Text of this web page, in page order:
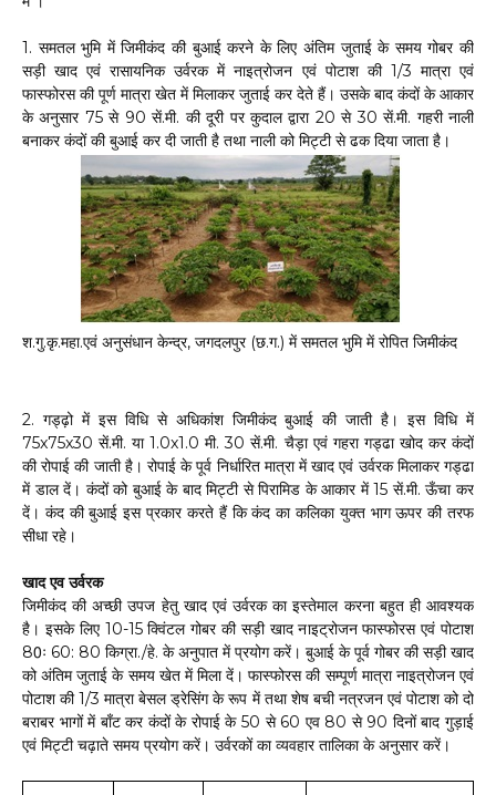
1. समतल भुमि में जिमीकंद की बुआई करने के लिए अंतिम जुताई के समय गोबर की
सड़ी खाद एवं रासायनिक उर्वरक में नाइत्रोजन एवं पोटाश की 1/3 मात्रा एवं
फास्फोरस की पूर्ण मात्रा खेत में मिलाकर जुताई कर देते हैं। उसके बाद कंदों के आकार
के अनुसार 75 से 90 सें.मी. की दूरी पर कुदाल द्वारा 20 से 30 सें.मी. गहरी नाली
बनाकर कंदों की बुआई कर दी जाती है तथा नाली को मिट्टी से ढक दिया जाता है।
श.गु.कृ.महा.एवं अनुसंधान केन्द्र, जगदलपुर (छ.ग.) में समतल भुमि में रोपित जिमीकंद
2. गड्ढ़ो में इस विधि से अधिकांश जिमीकंद बुआई की जाती है। इस विधि में
75x75x30 सें.मी. या 1.0x1.0 मी. 30 सें.मी. चैड़ा एवं गहरा गड्ढा खोद कर कंदों
की रोपाई की जाती है। रोपाई के पूर्व निर्धारित मात्रा में खाद एवं उर्वरक मिलाकर गड्ढा
में डाल दें। कंदों को बुआई के बाद मिट्टी से पिरामिड के आकार में 15 सें.मी. ऊँचा कर
दें। कंद की बुआई इस प्रकार करते हैं कि कंद का कलिका युक्त भाग ऊपर की तरफ
सीधा रहे।
खाद एव उर्वरक
जिमीकंद की अच्छी उपज हेतु खाद एवं उर्वरक का इस्तेमाल करना बहुत ही आवश्यक
है। इसके लिए 10-15 क्विंटल गोबर की सड़ी खाद नाइट्रोजन फास्फोरस एवं पोटाश
80ः 60: 80 किग्रा./हे. के अनुपात में प्रयोग करें। बुआई के पूर्व गोबर की सड़ी खाद
को अंतिम जुताई के समय खेत में मिला दें। फास्फोरस की सम्पूर्ण मात्रा नाइत्रोजन एवं
पोटाश की 1/3 मात्रा बेसल ड्रेसिंग के रूप में तथा शेष बची नत्रजन एवं पोटाश को दो
बराबर भागों में बाँट कर कंदों के रोपाई के 50 से 60 एव 80 से 90 दिनों बाद गुड़ाई
एवं मिट्टी चढ़ाते समय प्रयोग करें। उर्वरकों का व्यवहार तालिका के अनुसार करें।